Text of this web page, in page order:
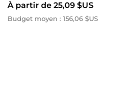
À partir de 25,09 $US
Budget moyen : 156,06 $US